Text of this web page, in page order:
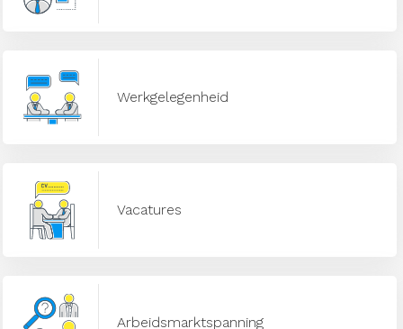
Werkgelegenheid
Vacatures
Arbeidsmarktspanning